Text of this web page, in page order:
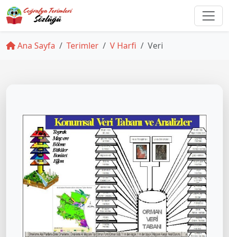
Ana Sayfa Terimler V Harfi Veri